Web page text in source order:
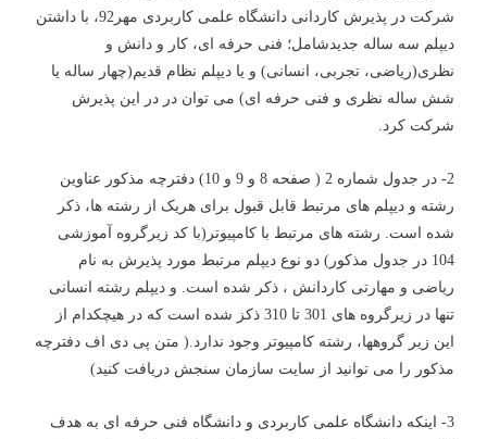
شرکت در پذیرش کاردانی دانشگاه علمی کاربردی مهر92، با داشتن
دیپلم سه ساله جدیدشامل؛ فنی حرفه ای، کار و دانش و
نظری(ریاضی، تجربی، انسانی) و یا دیپلم نظام قدیم(چهار ساله یا
شش ساله نظری و فنی حرفه ای) می توان در در این پذیرش
شرکت کرد.
2- در جدول شماره 2 ( صفحه 8 و 9 و 10) دفترچه مذکور عناوین
رشته و دیپلم های مرتبط قابل قبول برای هریک از رشته ها، ذکر
شده است. رشته های مرتبط با کامپیوتر(با کد زیرگروه آموزشی
104 در جدول مذکور) دو نوع دیپلم مرتبط مورد پذیرش به نام
ریاضی و مهارتی کاردانش ، ذکر شده است. و دیپلم رشته انسانی
تنها در زیرگروه های 301 تا 310 ذکز شده است که در هیچکدام از
این زیر گروهها، رشته کامپیوتر وجود ندارد.( متن پی دی اف دفترچه
مذکور را می توانید از سایت سازمان سنجش دریافت کنید)
3- اینکه دانشگاه علمی کاربردی و دانشگاه فنی حرفه ای به هدف